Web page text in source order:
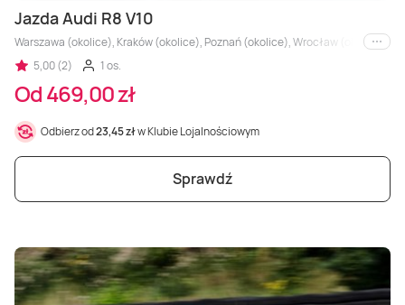
Jazda Audi R8 V10
Warszawa (okolice), Kraków (okolice), Poznań (okolice), Wrocław (okolice),
i inne
5,00 (2)
1 os.
Od 469,00 zł
Odbierz od23,45 złw Klubie Lojalnościowym
Sprawdź